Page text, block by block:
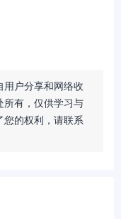
户分享和网络收
所有，仅供学习与
您的权利，请联系